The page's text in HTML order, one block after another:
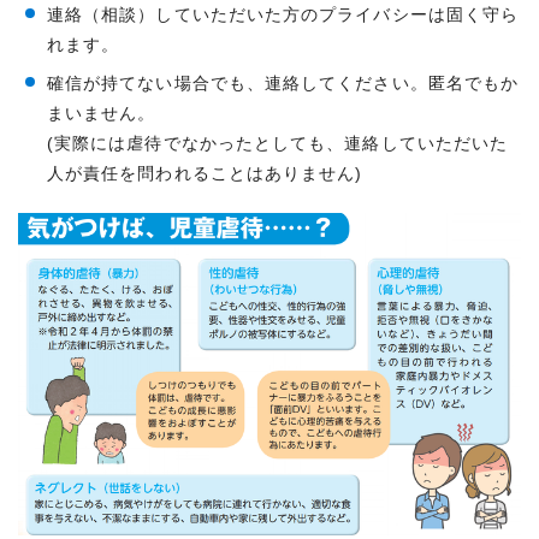
連絡（相談）していただいた方のプライバシーは固く守ら
れます。
確信が持てない場合でも、連絡してください。匿名でもか
まいません。
(実際には虐待でなかったとしても、連絡していただいた
人が責任を問われることはありません)